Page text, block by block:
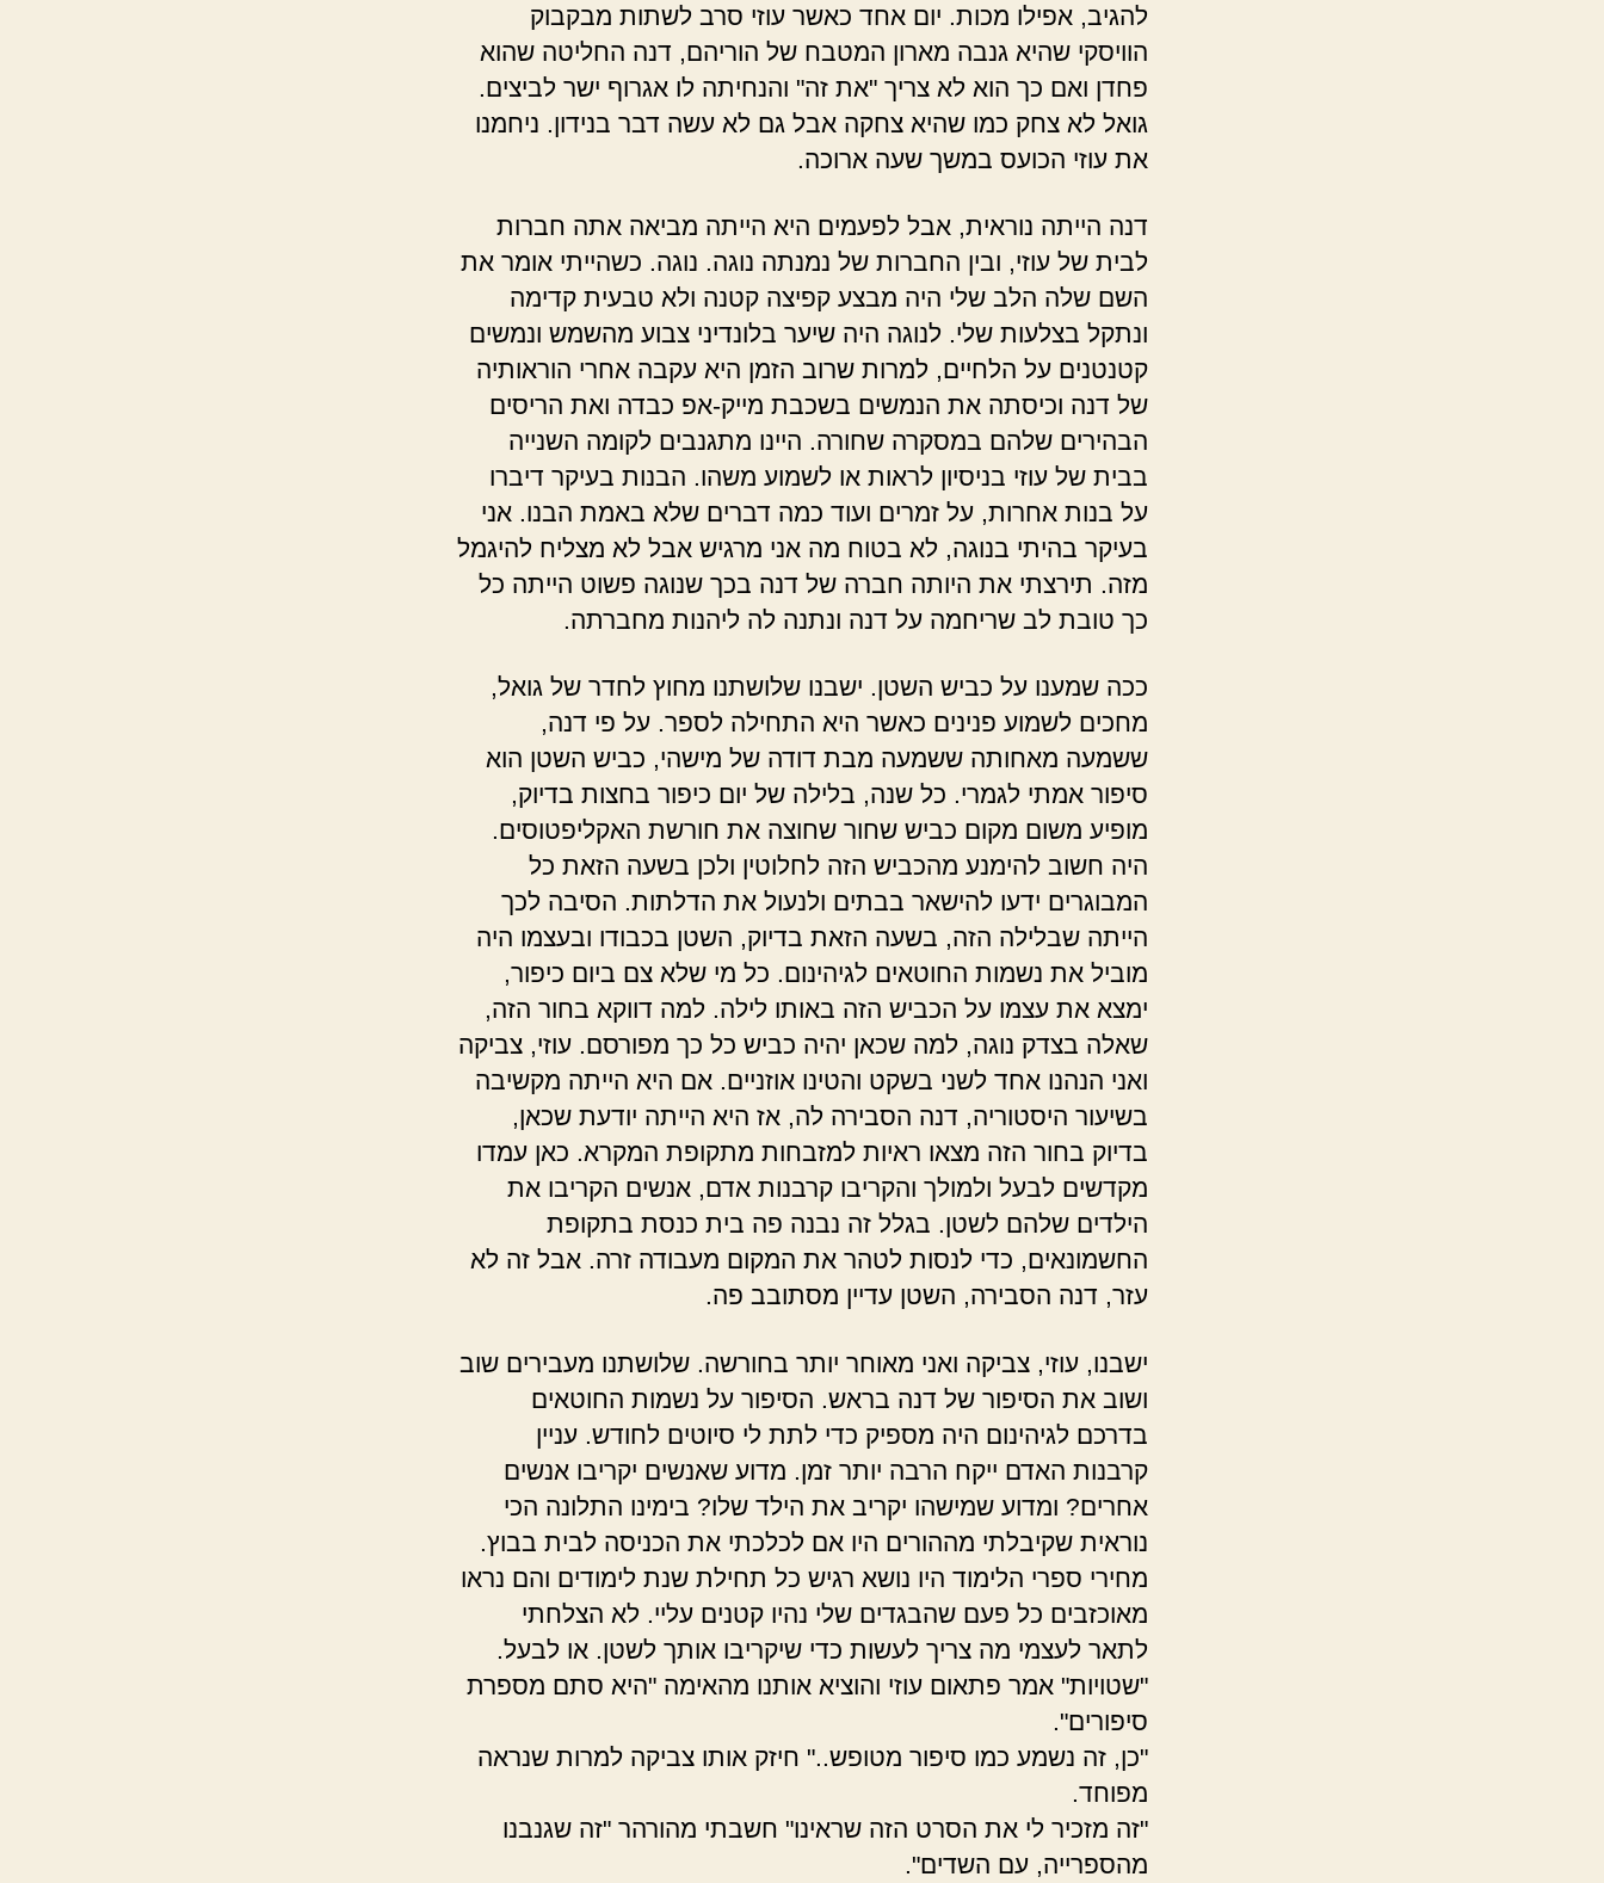
להגיב, אפילו מכות. יום אחד כאשר עוזי סרב לשתות מבקבוק
הוויסקי שהיא גנבה מארון המטבח של הוריהם, דנה החליטה שהוא
פחדן ואם כך הוא לא צריך "את זה" והנחיתה לו אגרוף ישר לביצים.
גואל לא צחק כמו שהיא צחקה אבל גם לא עשה דבר בנידון. ניחמנו
את עוזי הכועס במשך שעה ארוכה.
דנה הייתה נוראית, אבל לפעמים היא הייתה מביאה אתה חברות
לבית של עוזי, ובין החברות של נמנתה נוגה. נוגה. כשהייתי אומר את
השם שלה הלב שלי היה מבצע קפיצה קטנה ולא טבעית קדימה
ונתקל בצלעות שלי. לנוגה היה שיער בלונדיני צבוע מהשמש ונמשים
קטנטנים על הלחיים, למרות שרוב הזמן היא עקבה אחרי הוראותיה
של דנה וכיסתה את הנמשים בשכבת מייק-אפ כבדה ואת הריסים
הבהירים שלהם במסקרה שחורה. היינו מתגנבים לקומה השנייה
בבית של עוזי בניסיון לראות או לשמוע משהו. הבנות בעיקר דיברו
על בנות אחרות, על זמרים ועוד כמה דברים שלא באמת הבנו. אני
בעיקר בהיתי בנוגה, לא בטוח מה אני מרגיש אבל לא מצליח להיגמל
מזה. תירצתי את היותה חברה של דנה בכך שנוגה פשוט הייתה כל
כך טובת לב שריחמה על דנה ונתנה לה ליהנות מחברתה.
ככה שמענו על כביש השטן. ישבנו שלושתנו מחוץ לחדר של גואל,
מחכים לשמוע פנינים כאשר היא התחילה לספר. על פי דנה,
ששמעה מאחותה ששמעה מבת דודה של מישהי, כביש השטן הוא
סיפור אמתי לגמרי. כל שנה, בלילה של יום כיפור בחצות בדיוק,
מופיע משום מקום כביש שחור שחוצה את חורשת האקליפטוסים.
היה חשוב להימנע מהכביש הזה לחלוטין ולכן בשעה הזאת כל
המבוגרים ידעו להישאר בבתים ולנעול את הדלתות. הסיבה לכך
הייתה שבלילה הזה, בשעה הזאת בדיוק, השטן בכבודו ובעצמו היה
מוביל את נשמות החוטאים לגיהינום. כל מי שלא צם ביום כיפור,
ימצא את עצמו על הכביש הזה באותו לילה. למה דווקא בחור הזה,
שאלה בצדק נוגה, למה שכאן יהיה כביש כל כך מפורסם. עוזי, צביקה
ואני הנהנו אחד לשני בשקט והטינו אוזניים. אם היא הייתה מקשיבה
בשיעור היסטוריה, דנה הסבירה לה, אז היא הייתה יודעת שכאן,
בדיוק בחור הזה מצאו ראיות למזבחות מתקופת המקרא. כאן עמדו
מקדשים לבעל ולמולך והקריבו קרבנות אדם, אנשים הקריבו את
הילדים שלהם לשטן. בגלל זה נבנה פה בית כנסת בתקופת
החשמונאים, כדי לנסות לטהר את המקום מעבודה זרה. אבל זה לא
עזר, דנה הסבירה, השטן עדיין מסתובב פה.
ישבנו, עוזי, צביקה ואני מאוחר יותר בחורשה. שלושתנו מעבירים שוב
ושוב את הסיפור של דנה בראש. הסיפור על נשמות החוטאים
בדרכם לגיהינום היה מספיק כדי לתת לי סיוטים לחודש. עניין
קרבנות האדם ייקח הרבה יותר זמן. מדוע שאנשים יקריבו אנשים
אחרים? ומדוע שמישהו יקריב את הילד שלו? בימינו התלונה הכי
נוראית שקיבלתי מההורים היו אם לכלכתי את הכניסה לבית בבוץ.
מחירי ספרי הלימוד היו נושא רגיש כל תחילת שנת לימודים והם נראו
מאוכזבים כל פעם שהבגדים שלי נהיו קטנים עליי. לא הצלחתי
לתאר לעצמי מה צריך לעשות כדי שיקריבו אותך לשטן. או לבעל.
"שטויות" אמר פתאום עוזי והוציא אותנו מהאימה "היא סתם מספרת
סיפורים".
"כן, זה נשמע כמו סיפור מטופש.." חיזק אותו צביקה למרות שנראה
מפוחד.
"זה מזכיר לי את הסרט הזה שראינו" חשבתי מהורהר "זה שגנבנו
מהספרייה, עם השדים".